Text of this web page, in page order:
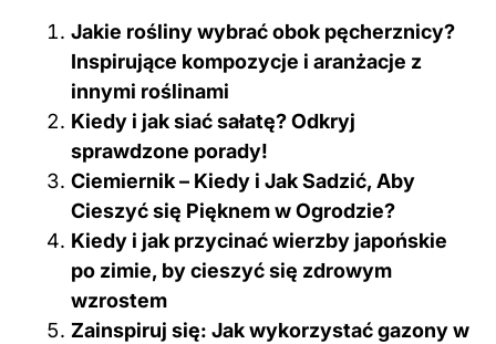
Jakie rośliny wybrać obok pęcherznicy?
Inspirujące kompozycje i aranżacje z
innymi roślinami
Kiedy i jak siać sałatę? Odkryj
sprawdzone porady!
Ciemiernik – Kiedy i Jak Sadzić, Aby
Cieszyć się Pięknem w Ogrodzie?
Kiedy i jak przycinać wierzby japońskie
po zimie, by cieszyć się zdrowym
wzrostem
Zainspiruj się: Jak wykorzystać gazony w